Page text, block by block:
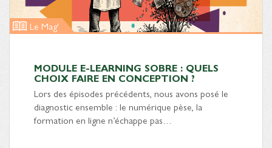
Le Mag'
MODULE E-LEARNING SOBRE : QUELS
CHOIX FAIRE EN CONCEPTION ?
Lors des épisodes précédents, nous avons posé le
diagnostic ensemble : le numérique pèse, la
formation en ligne n’échappe pas…